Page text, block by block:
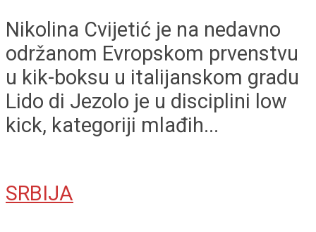
Nikolina Cvijetić je na nedavno
održanom Evropskom prvenstvu
u kik-boksu u italijanskom gradu
Lido di Jezolo je u disciplini low
kick, kategoriji mlađih...
SRBIJA